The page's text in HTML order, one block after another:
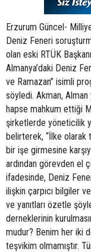
Erzurum Güncel-
Deniz Feneri
olan eski RTÜK
Almanya’daki Deniz
ve Ramazan” isimli
söyledi. Akman, Alman
hapse mahkum ettiği
şirketlerde yöneticilik
belirterek, “İlke olarak
bir işe girmesine
ardından görevden el
ifadesinde, Deniz
ilişkin çarpıcı bilgiler
ve yanıtları özetle
derneklerinin
mudur? Benim her iki
teşvikim olmamıştır.